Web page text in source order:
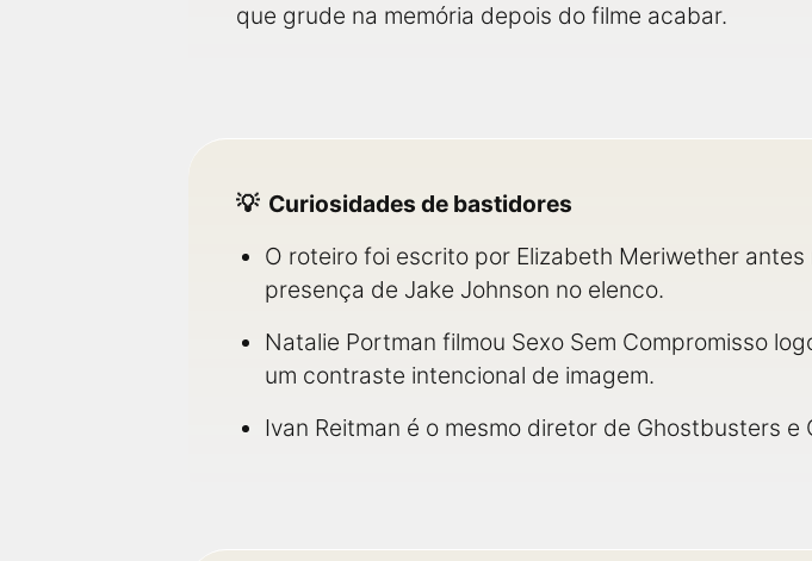
que grude na memória depois do filme acabar.
Curiosidades de bastidores
O roteiro foi escrito por Elizabeth Meriwether
presença de Jake Johnson no elenco.
Natalie Portman filmou Sexo Sem Compromisso
um contraste intencional de imagem.
Ivan Reitman é o mesmo diretor de Ghostbusters